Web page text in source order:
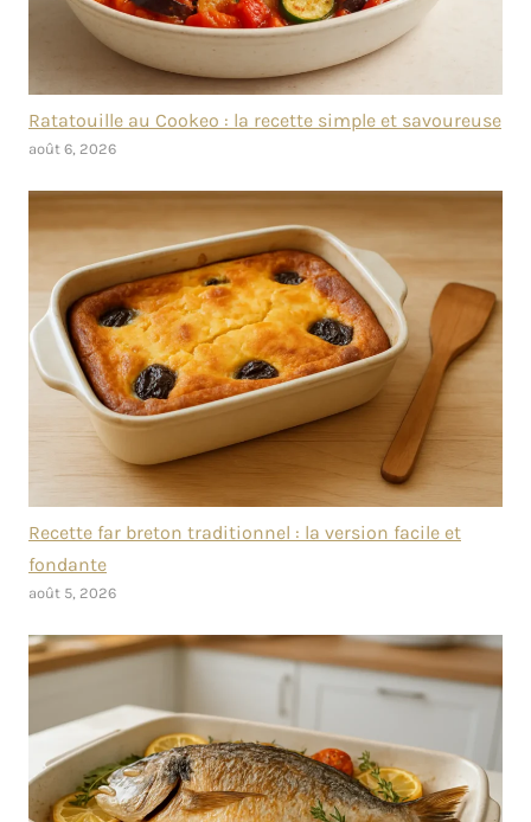
Ratatouille au Cookeo : la recette simple et savoureuse
août 6, 2026
Recette far breton traditionnel : la version facile et
fondante
août 5, 2026